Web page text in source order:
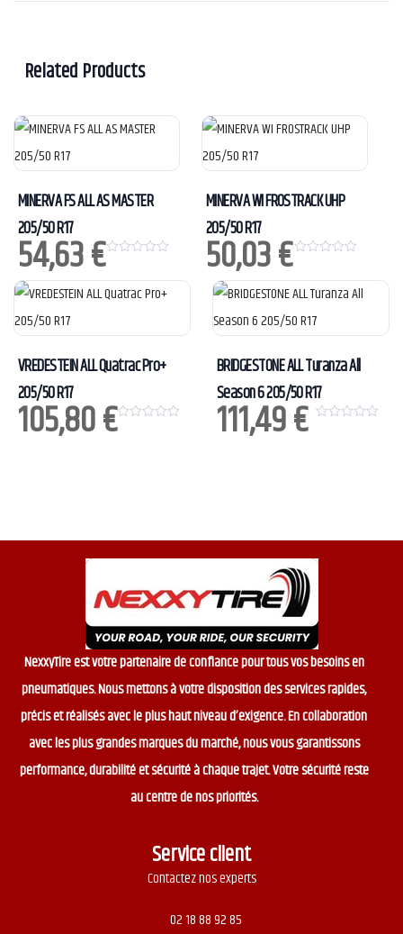
Related Products
MINERVA FS ALL AS MASTER
205/50 R17
54,63€0
u
t
MINERVA WI FROSTRACK UHP
205/50 R17
50,03€
u
t
f
5
VREDESTEIN ALL Quatrac Pro+
205/50 R17
105,80€0
BRIDGESTONE ALL Turanza All
Season 6 205/50 R17
111,49€
NexxyTire est votre partenaire de confiance pour tous vos besoins en
pneumatiques. Nous mettons à votre disposition des services rapides,
précis et réalisés avec le plus haut niveau d’exigence. En collaboration
avec les plus grandes marques du marché, nous vous garantissons
performance, durabilité et sécurité à chaque trajet. Votre sécurité reste
au centre de nos priorités.
Service client
Contactez nos experts
02 18 88 92 85